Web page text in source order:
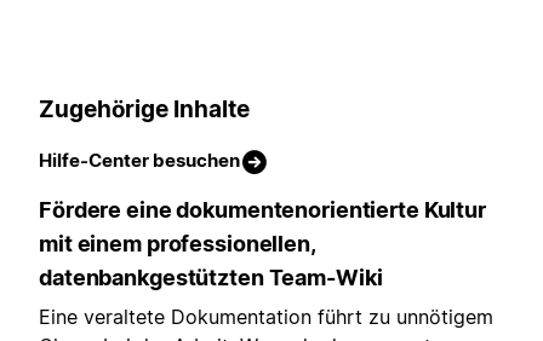
Zugehörige Inhalte
Hilfe-Center besuchen
Fördere eine dokumentenorientierte Kultur
mit einem professionellen,
datenbankgestützten Team-Wiki
Eine veraltete Dokumentation führt zu unnötigem